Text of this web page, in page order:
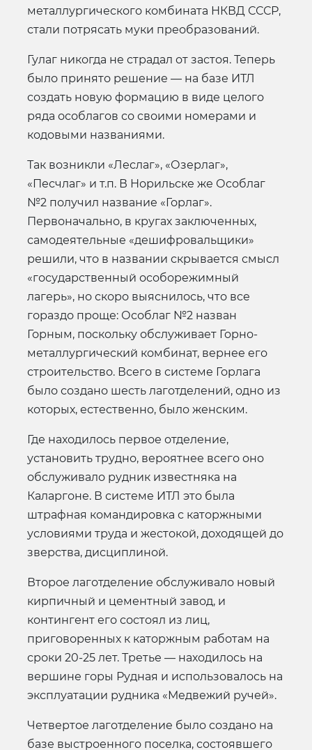
металлургического комбината НКВД СССР,
стали потрясать муки преобразований.
Гулаг никогда не страдал от застоя. Теперь
было принято решение — на базе ИТЛ
создать новую формацию в виде целого
ряда особлагов со своими номерами и
кодовыми названиями.
Так возникли «Леслаг», «Озерлаг»,
«Песчлаг» и т.п. В Норильске же Особлаг
№2 получил название «Горлаг».
Первоначально, в кругах заключенных,
самодеятельные «дешифровальщики»
решили, что в названии скрывается смысл
«государственный особорежимный
лагерь», но скоро выяснилось, что все
гораздо проще: Особлаг №2 назван
Горным, поскольку обслуживает Горно-
металлургический комбинат, вернее его
строительство. Всего в системе Горлага
было создано шесть лаготделений, одно из
которых, естественно, было женским.
Где находилось первое отделение,
установить трудно, вероятнее всего оно
обслуживало рудник известняка на
Каларгоне. В системе ИТЛ это была
штрафная командировка с каторжными
условиями труда и жестокой, доходящей до
зверства, дисциплиной.
Второе лаготделение обслуживало новый
кирпичный и цементный завод, и
контингент его состоял из лиц,
приговоренных к каторжным работам на
сроки 20-25 лет. Третье — находилось на
вершине горы Рудная и использовалось на
эксплуатации рудника «Медвежий ручей».
Четвертое лаготделение было создано на
базе выстроенного поселка, состоявшего